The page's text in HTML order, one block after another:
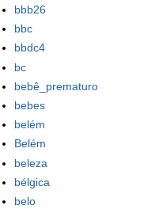
bbb26
bbc
bbdc4
bc
bebê_prematuro
bebes
belém
Belém
beleza
bélgica
belo